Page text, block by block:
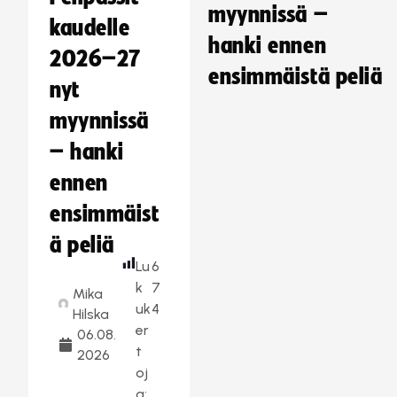
kaudelle
2026–27
nyt
myynnissä
– hanki
ennen
ensimmäist
ä peliä
Mika
Hilska
06.08.
2026
Lu
k
uk
er
t
oj
6
7
4
myynnissä –
hanki ennen
ensimmäistä peliä